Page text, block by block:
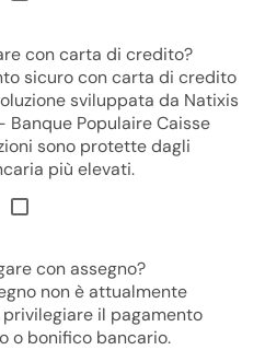
con carta di credito?
sicuro con carta di credito
sviluppata da Natixis
Banque Populaire Caisse
sono protette dagli
più elevati.
con assegno?
non è attualmente
il pagamento
o bonifico bancario.